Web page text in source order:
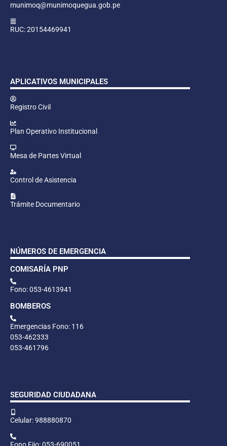
munimoq@munimoquegua.gob.pe
RUC: 20154469941
APLICATIVOS MUNICIPALES
Registro Civil
Plan Operativo Institucional
Mesa de Partes Virtual
Control de Asistencia
Trámite Documentario
NÚMEROS DE EMERGENCIA
COMISARÍA PNP
Fono: 053-4613941
BOMBEROS
Emergencias Fono: 116
053-462333
053-461796
SEGURIDAD CIUDADANA
Celular: 988880870
Fono Fijo: 053-690051